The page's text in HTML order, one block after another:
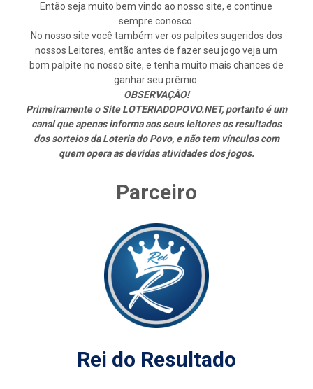
Então seja muito bem vindo ao nosso site, e continue
sempre conosco.
No nosso site você também ver os palpites sugeridos dos
nossos Leitores, então antes de fazer seu jogo veja um
bom palpite no nosso site, e tenha muito mais chances de
ganhar seu prêmio.
OBSERVAÇÃO!
Primeiramente o Site LOTERIADOPOVO.NET, portanto é um
canal que apenas informa aos seus leitores os resultados
dos sorteios da Loteria do Povo, e não tem vínculos com
quem opera as devidas atividades dos jogos.
Parceiro
Rei do Resultado